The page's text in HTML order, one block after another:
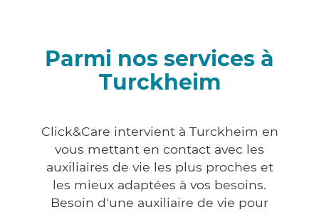
Parmi nos services à
Turckheim
Click&Care intervient à Turckheim en
vous mettant en contact avec les
auxiliaires de vie les plus proches et
les mieux adaptées à vos besoins.
Besoin d'une auxiliaire de vie pour